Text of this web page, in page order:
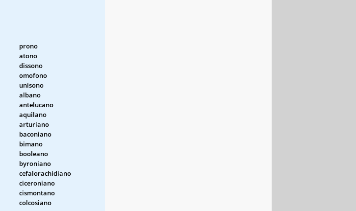
prono
atono
dissono
omofono
unisono
albano
antelucano
aquilano
arturiano
baconiano
bimano
booleano
byroniano
cefalorachidiano
ciceroniano
cismontano
colcosiano